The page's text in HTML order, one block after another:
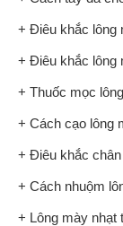
+ Điêu khắc lông
+ Điêu khắc lông
+ Thuốc mọc
+ Cách cạo lông
+ Điêu khắc
+ Cách nhuộm
+ Lông mày nhạt